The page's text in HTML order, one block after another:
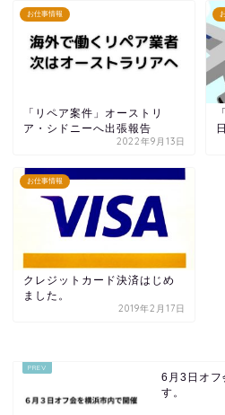
お仕事情報
「リペア案件」オーストリ
ア・シドニーへ出張報告
2022年9月13日
お仕事情報
クレジットカード決済はじめ
ました。
2019年2月17日
6月3日オフ
す。